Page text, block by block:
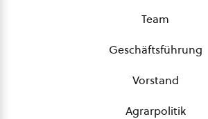
Team
Geschäftsführung
Vorstand
Agrarpolitik